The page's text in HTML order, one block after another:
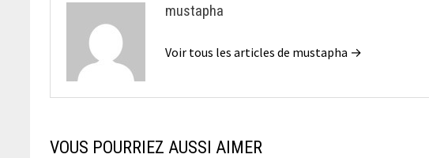
mustapha
Voir tous les articles de mustapha →
VOUS POURRIEZ AUSSI AIMER